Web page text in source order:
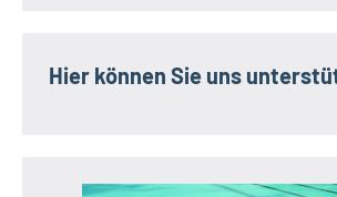
Hier können Sie uns